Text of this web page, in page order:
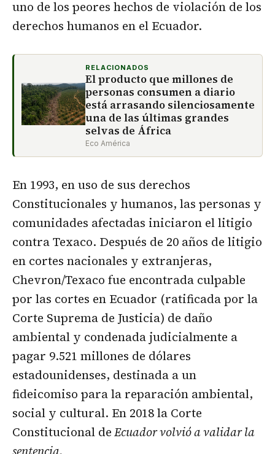
uno de los peores hechos de violación de los
derechos humanos en el Ecuador.
RELACIONADOS
El producto que millones de
personas consumen a diario
está arrasando silenciosamente
una de las últimas grandes
selvas de África
Eco América
En 1993, en uso de sus derechos
Constitucionales y humanos, las personas y
comunidades afectadas iniciaron el litigio
contra Texaco. Después de 20 años de litigio
en cortes nacionales y extranjeras,
Chevron/Texaco fue encontrada culpable
por las cortes en Ecuador (ratificada por la
Corte Suprema de Justicia) de daño
ambiental y condenada judicialmente a
pagar 9.521 millones de dólares
estadounidenses, destinada a un
fideicomiso para la reparación ambiental,
social y cultural. En 2018 la Corte
Constitucional deEcuador volvió a validar la
sentencia.